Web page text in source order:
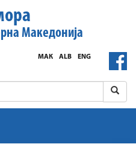
Македонија
ENG
ALB
МАК